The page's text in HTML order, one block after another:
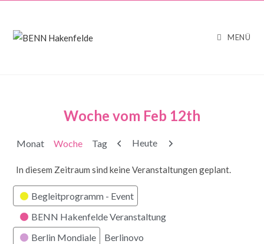
MENÜ
Woche vom Feb 12th
Monat Woche Tag Zurück
Heute Weiter
In diesem Zeitraum sind keine Veranstaltungen geplant.
Kategorien
Begleitprogramm - Event
BENN Hakenfelde Veranstaltung
Berlin Mondiale
Berlinovo